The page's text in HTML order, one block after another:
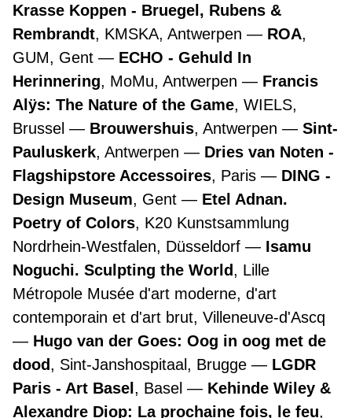
Krasse Koppen - Bruegel, Rubens &
Rembrandt, KMSKA, Antwerpen ROA,
GUM, Gent
ECHO - Gehuld In
Herinnering, MoMu, Antwerpen
Francis
Alÿs: The Nature of the Game, WIELS,
Brussel
Brouwershuis, Antwerpen
Sint-
Pauluskerk, Antwerpen
Dries van Noten -
Flagshipstore Accessoires, Paris
DING -
Design Museum, Gent
Etel Adnan.
Poetry of Colors, K20 Kunstsammlung
Nordrhein-Westfalen, Düsseldorf
Isamu
Noguchi. Sculpting the World, Lille
Métropole Musée d'art moderne, d'art
contemporain et d'art brut, Villeneuve-d'Ascq
Hugo van der Goes: Oog in oog met de
dood, Sint-Janshospitaal, Brugge
LGDR
Paris - Art Basel , Basel
Kehinde Wiley &
Alexandre Diop: La prochaine fois, le feu,